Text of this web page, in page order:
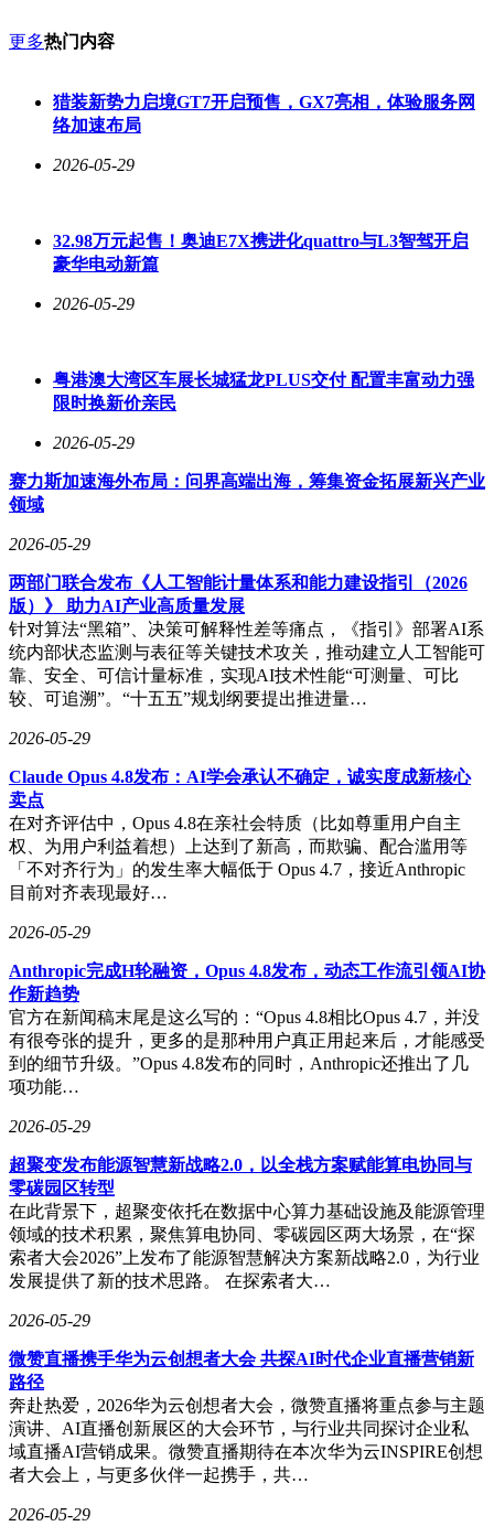
更多热门内容
猎装新势力启境GT7开启预售，GX7亮相，体验服务网
络加速布局
2026-05-29
32.98万元起售！奥迪E7X携进化quattro与L3智驾开启
豪华电动新篇
2026-05-29
粤港澳大湾区车展长城猛龙PLUS交付 配置丰富动力强
限时换新价亲民
2026-05-29
赛力斯加速海外布局：问界高端出海，筹集资金拓展新兴产业
领域
2026-05-29
两部门联合发布《人工智能计量体系和能力建设指引（2026
版）》 助力AI产业高质量发展
针对算法“黑箱”、决策可解释性差等痛点，《指引》部署AI系
统内部状态监测与表征等关键技术攻关，推动建立人工智能可
靠、安全、可信计量标准，实现AI技术性能“可测量、可比
较、可追溯”。“十五五”规划纲要提出推进量…
2026-05-29
Claude Opus 4.8发布：AI学会承认不确定，诚实度成新核心
卖点
在对齐评估中，Opus 4.8在亲社会特质（比如尊重用户自主
权、为用户利益着想）上达到了新高，而欺骗、配合滥用等
「不对齐行为」的发生率大幅低于 Opus 4.7，接近Anthropic
目前对齐表现最好…
2026-05-29
Anthropic完成H轮融资，Opus 4.8发布，动态工作流引领AI协
作新趋势
官方在新闻稿末尾是这么写的：“Opus 4.8相比Opus 4.7，并没
有很夸张的提升，更多的是那种用户真正用起来后，才能感受
到的细节升级。”Opus 4.8发布的同时，Anthropic还推出了几
项功能…
2026-05-29
超聚变发布能源智慧新战略2.0，以全栈方案赋能算电协同与
零碳园区转型
在此背景下，超聚变依托在数据中心算力基础设施及能源管理
领域的技术积累，聚焦算电协同、零碳园区两大场景，在“探
索者大会2026”上发布了能源智慧解决方案新战略2.0，为行业
发展提供了新的技术思路。 在探索者大…
2026-05-29
微赞直播携手华为云创想者大会 共探AI时代企业直播营销新
路径
奔赴热爱，2026华为云创想者大会，微赞直播将重点参与主题
演讲、AI直播创新展区的大会环节，与行业共同探讨企业私
域直播AI营销成果。微赞直播期待在本次华为云INSPIRE创想
者大会上，与更多伙伴一起携手，共…
2026-05-29